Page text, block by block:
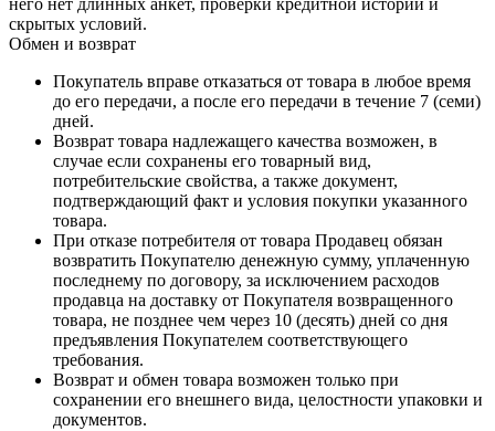
него нет длинных анкет, проверки кредитной истории и
скрытых условий.
Обмен и возврат
Покупатель вправе отказаться от товара в любое время
до его передачи, а после его передачи в течение 7 (семи)
дней.
Возврат товара надлежащего качества возможен, в
случае если сохранены его товарный вид,
потребительские свойства, а также документ,
подтверждающий факт и условия покупки указанного
товара.
При отказе потребителя от товара Продавец обязан
возвратить Покупателю денежную сумму, уплаченную
последнему по договору, за исключением расходов
продавца на доставку от Покупателя возвращенного
товара, не позднее чем через 10 (десять) дней со дня
предъявления Покупателем соответствующего
требования.
Возврат и обмен товара возможен только при
сохранении его внешнего вида, целостности упаковки и
документов.